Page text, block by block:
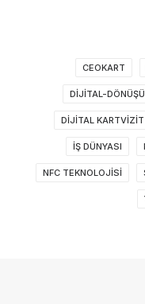
CEOKART
DIJITAL-
DIJITAL KARTVIZIT
IŞ DÜNYASI
NFC TEKNOLOJISI